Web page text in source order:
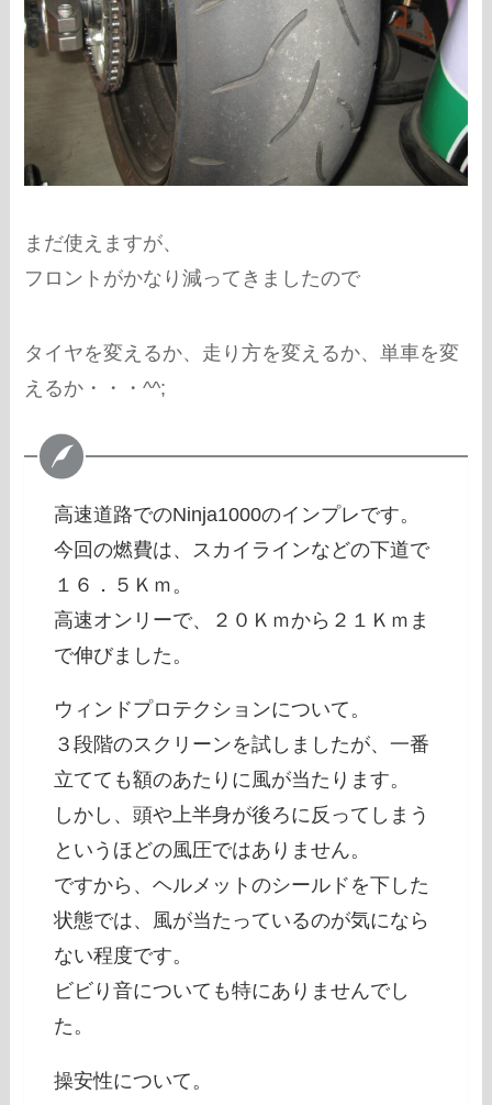
まだ使えますが、
フロントがかなり減ってきましたので
タイヤを変えるか、走り方を変えるか、単車を変
えるか・・・^^;
高速道路でのNinja1000のインプレです。
今回の燃費は、スカイラインなどの下道で
１６．５Ｋｍ。
高速オンリーで、２０Ｋｍから２１Ｋｍま
で伸びました。
ウィンドプロテクションについて。
３段階のスクリーンを試しましたが、一番
立てても額のあたりに風が当たります。
しかし、頭や上半身が後ろに反ってしまう
というほどの風圧ではありません。
ですから、ヘルメットのシールドを下した
状態では、風が当たっているのが気になら
ない程度です。
ビビり音についても特にありませんでし
た。
操安性について。